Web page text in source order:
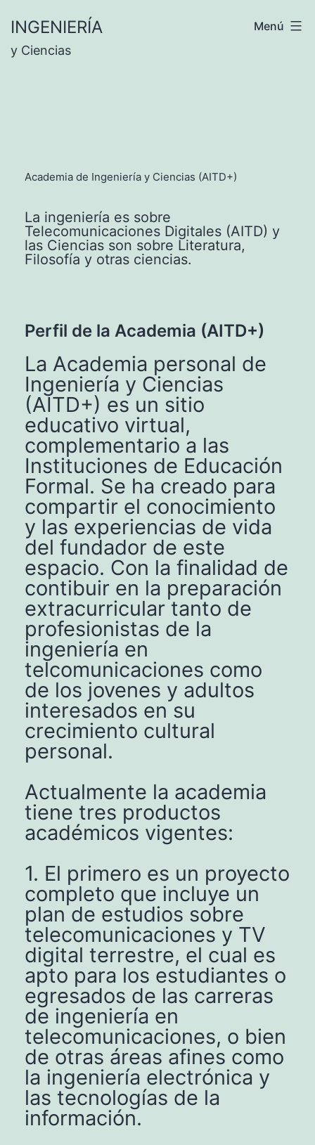
INGENIERÍA
y Ciencias
Menú
Academia de Ingeniería y Ciencias (AITD+)
La ingeniería es sobre
Telecomunicaciones Digitales (AITD) y
las Ciencias son sobre Literatura,
Filosofía y otras ciencias.
Perfil de la Academia (AITD+)
La Academia personal de
Ingeniería y Ciencias
(AITD+) es un sitio
educativo virtual,
complementario a las
Instituciones de Educación
Formal. Se ha creado para
compartir el conocimiento
y las experiencias de vida
del fundador de este
espacio. Con la finalidad de
contibuir en la preparación
extracurricular tanto de
profesionistas de la
ingeniería en
telcomunicaciones como
de los jovenes y adultos
interesados en su
crecimiento cultural
personal.
Actualmente la academia
tiene tres productos
académicos vigentes:
1. El primero es un proyecto
completo que incluye un
plan de estudios sobre
telecomunicaciones y TV
digital terrestre, el cual es
apto para los estudiantes o
egresados de las carreras
de ingeniería en
telecomunicaciones, o bien
de otras áreas afines como
la ingeniería electrónica y
las tecnologías de la
información.